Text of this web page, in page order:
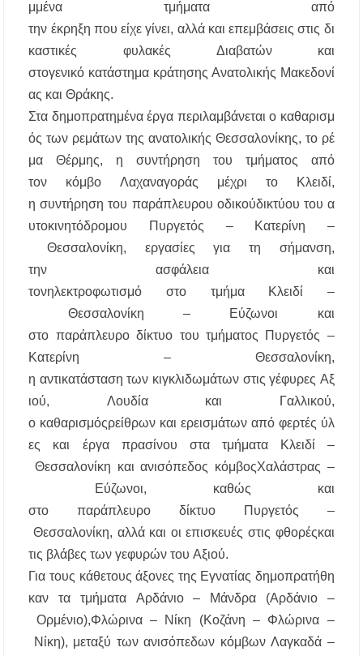
μμένα
τμήματα από
την έκρηξη πουείχε γίνει, αλλάκαιεπεμβάσεις στις δι
καστικές
φυλακές Διαβατώνκαι
στογενικό κατάστημα κράτησης Ανατολικής Μακεδονί
ας καιΘράκης.
Στα δημοπρατημένα έργα περιλαμβάνεται ο καθαρισμ
ός των ρεμάτων της ανατολικής Θεσσαλονίκης, το ρέ
μα
Θέρμης, η συντήρηση του τμήματος από
τον κόμβο Λαχαναγοράς μέχρι το Κλειδί,
ησυντήρηση του παράπλευρου οδικούδικτύου του α
υτοκινητόδρομου
Πυργετός – Κατερίνη –
Θεσσαλονίκη, εργασίες για τη σήμανση,
την ασφάλεια και
τονηλεκτροφωτισμό στο τμήμα Κλειδί –
Θεσσαλονίκη – Εύζωνοι και
στο παράπλευρο δίκτυο του τμήματος Πυργετός –
Κατερίνη – Θεσσαλονίκη,
η αντικατάσταση των κιγκλιδωμάτων στις γέφυρες Αξ
ιού, Λουδίακαι Γαλλικού,
ο καθαρισμόςρείθρων και ερεισμάτων από φερτές ύλ
ες και έργα πρασίνου στα τμήματα Κλειδί –
Θεσσαλονίκη καιανισόπεδος κόμβοςΧαλάστρας –
Εύζωνοι, καθώς και
στοπαράπλευρο δίκτυο Πυργετός –
Θεσσαλονίκη, αλλάκαι οι επισκευές στις φθορέςκαι
τις βλάβες τωνγεφυρών τουΑξιού.
Για τους κάθετους άξονες της Εγνατίας δημοπρατήθη
καν
τα τμήματα Αρδάνιο– Μάνδρα (Αρδάνιο–
Ορμένιο),Φλώρινα– Νίκη (Κοζάνη – Φλώρινα –
Νίκη), μεταξύ τωνανισόπεδων κόμβων Λαγκαδά –